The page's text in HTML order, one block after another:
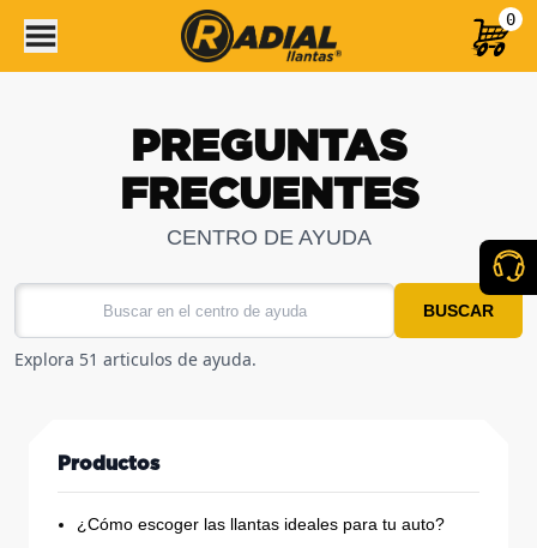
0
PREGUNTAS
FRECUENTES
CENTRO DE AYUDA
BUSCAR
Explora 51 articulos de ayuda.
Productos
¿Cómo escoger las llantas ideales para tu auto?